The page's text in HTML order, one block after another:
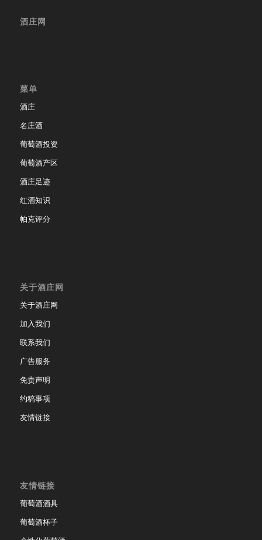
酒庄网
菜单
酒庄
名庄酒
葡萄酒投资
葡萄酒产区
酒庄足迹
红酒知识
帕克评分
关于酒庄网
关于酒庄网
加入我们
联系我们
广告服务
免责声明
约稿事项
友情链接
友情链接
葡萄酒酒具
葡萄酒杯子